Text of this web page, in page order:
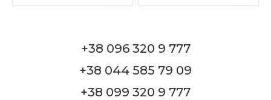
+38 096 320 9 777
+38 044 585 79 09
+38 099 320 9 777